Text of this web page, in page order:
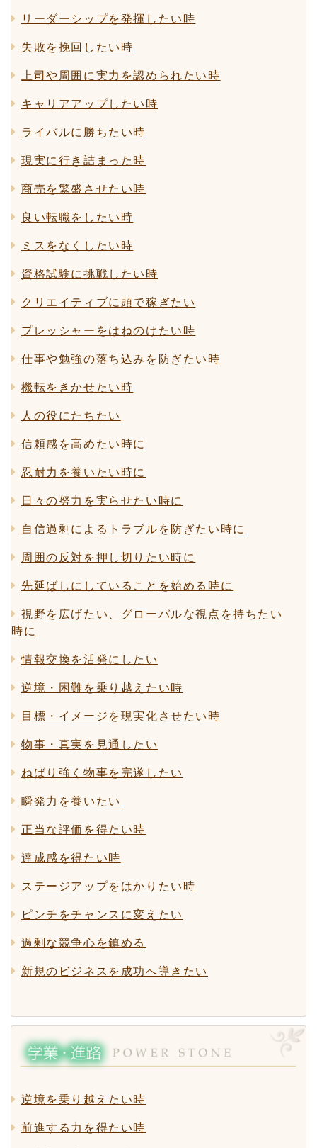
リーダーシップを発揮したい時
失敗を挽回したい時
上司や周囲に実力を認められたい時
キャリアアップしたい時
ライバルに勝ちたい時
現実に行き詰まった時
商売を繁盛させたい時
良い転職をしたい時
ミスをなくしたい時
資格試験に挑戦したい時
クリエイティブに頭で稼ぎたい
プレッシャーをはねのけたい時
仕事や勉強の落ち込みを防ぎたい時
機転をきかせたい時
人の役にたちたい
信頼感を高めたい時に
忍耐力を養いたい時に
日々の努力を実らせたい時に
自信過剰によるトラブルを防ぎたい時に
周囲の反対を押し切りたい時に
先延ばしにしていることを始める時に
視野を広げたい、グローバルな視点を持ちたい
時に
情報交換を活発にしたい
逆境・困難を乗り越えたい時
目標・イメージを現実化させたい時
物事・真実を見通したい
ねばり強く物事を完遂したい
瞬発力を養いたい
正当な評価を得たい時
達成感を得たい時
ステージアップをはかりたい時
ピンチをチャンスに変えたい
過剰な競争心を鎮める
新規のビジネスを成功へ導きたい
逆境を乗り越えたい時
前進する力を得たい時